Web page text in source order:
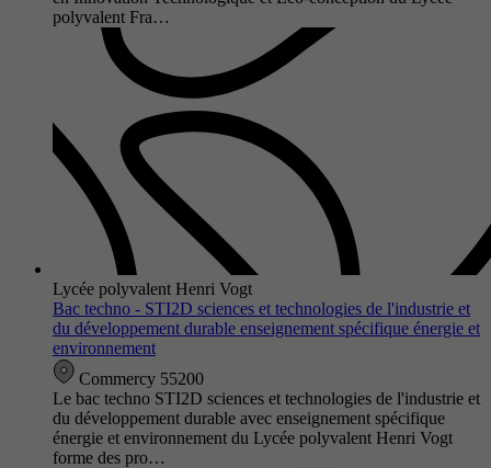
polyvalent Fra…
Lycée polyvalent Henri Vogt
Bac techno - STI2D sciences et technologies de l'industrie et
du développement durable enseignement spécifique énergie et
environnement
Commercy 55200
Le bac techno STI2D sciences et technologies de l'industrie et
du développement durable avec enseignement spécifique
énergie et environnement du Lycée polyvalent Henri Vogt
forme des pro…